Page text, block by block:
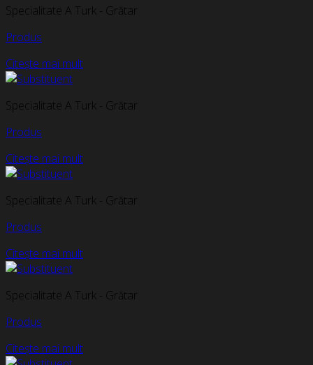
Specialitate A Turk - Grătar
Produs
Citește mai mult
Specialitate A Turk - Grătar
Produs
Citește mai mult
Specialitate A Turk - Grătar
Produs
Citește mai mult
Specialitate A Turk - Grătar
Produs
Citește mai mult